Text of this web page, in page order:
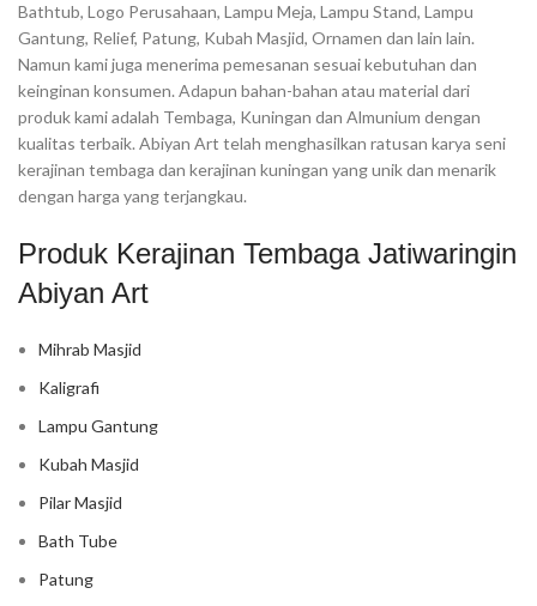
Bathtub, Logo Perusahaan, Lampu Meja, Lampu Stand, Lampu
Gantung, Relief, Patung, Kubah Masjid, Ornamen dan lain lain.
Namun kami juga menerima pemesanan sesuai kebutuhan dan
keinginan konsumen. Adapun bahan-bahan atau material dari
produk kami adalah Tembaga, Kuningan dan Almunium dengan
kualitas terbaik. Abiyan Art telah menghasilkan ratusan karya seni
kerajinan tembaga dan kerajinan kuningan yang unik dan menarik
dengan harga yang terjangkau.
Produk Kerajinan Tembaga Jatiwaringin
Abiyan Art
Mihrab Masjid
Kaligrafi
Lampu Gantung
Kubah Masjid
Pilar Masjid
Bath Tube
Patung